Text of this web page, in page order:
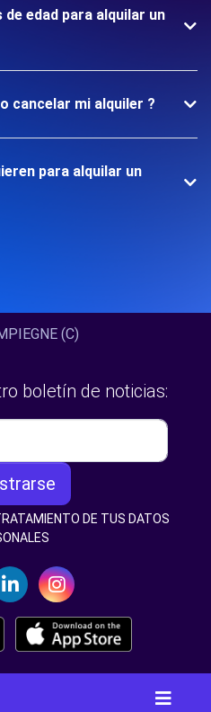
edad para alquilar un
cancelar mi alquiler ?
para alquilar un
(C)
boletín de noticias:
DE TUS DATOS